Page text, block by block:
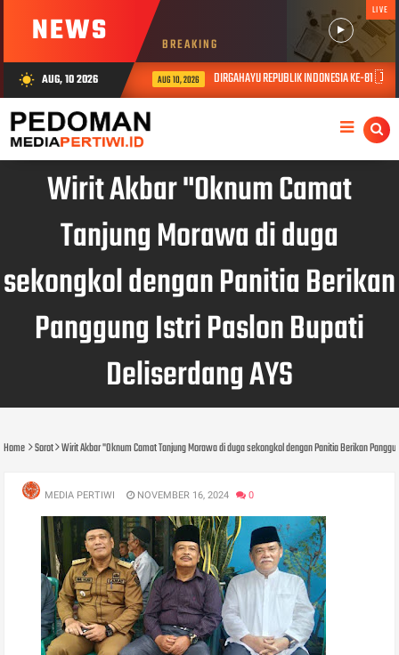
NEWS BREAKING
LIVE
wb_sunny AUG, 10 2026 AUG 10, 2026 DIRGAHAYU REPUBLIK INDONESIA KE-81 🇮🇩
Wirit Akbar "Oknum Camat
Tanjung Morawa di duga
sekongkol dengan Panitia Berikan
Panggung Istri Paslon Bupati
Deliserdang AYS
Home Sorot Wirit Akbar "Oknum Camat Tanjung Morawa di duga sekongkol dengan Panitia Berikan
MEDIA PERTIWI NOVEMBER 16, 2024 0